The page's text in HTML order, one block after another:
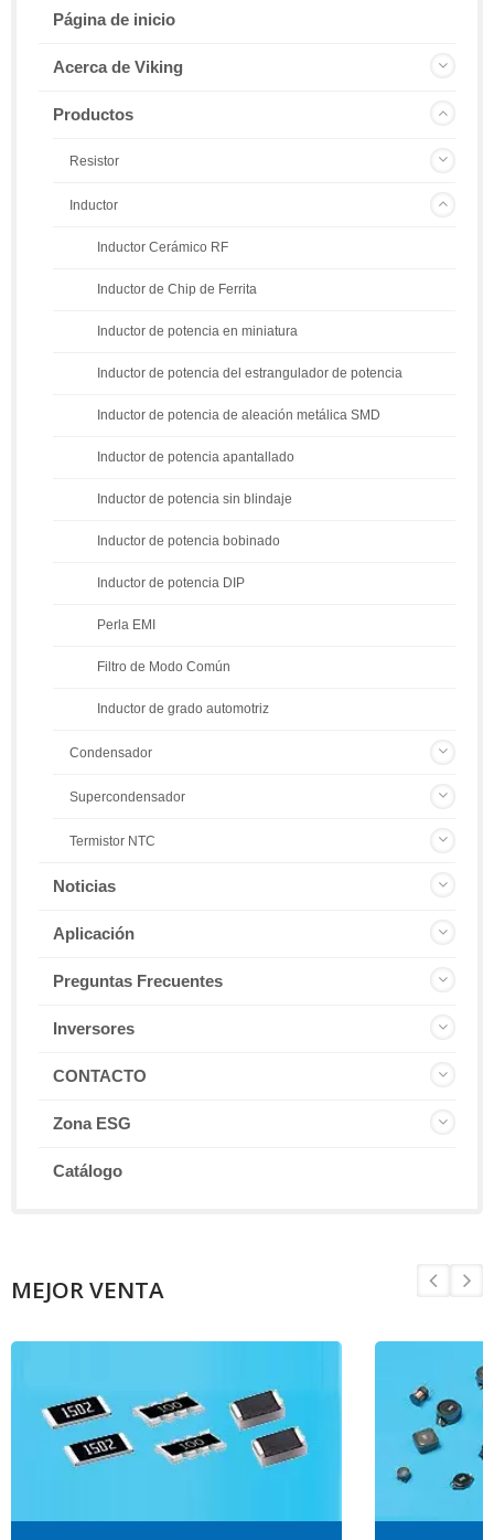
Página de inicio
Acerca de Viking
Productos
Resistor
Inductor
Inductor Cerámico RF
Inductor de Chip de Ferrita
Inductor de potencia en miniatura
Inductor de potencia del estrangulador de potencia
Inductor de potencia de aleación metálica SMD
Inductor de potencia apantallado
Inductor de potencia sin blindaje
Inductor de potencia bobinado
Inductor de potencia DIP
Perla EMI
Filtro de Modo Común
Inductor de grado automotriz
Condensador
Supercondensador
Termistor NTC
Noticias
Aplicación
Preguntas Frecuentes
Inversores
CONTACTO
Zona ESG
Catálogo
MEJOR VENTA